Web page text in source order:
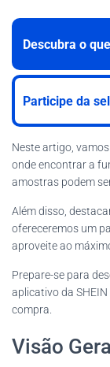
Descubra o
Participe da
Neste artigo,
onde encontrar a
amostras podem
Além disso,
ofereceremos um
aproveite ao
Prepare-se para
aplicativo da
compra.
Visão